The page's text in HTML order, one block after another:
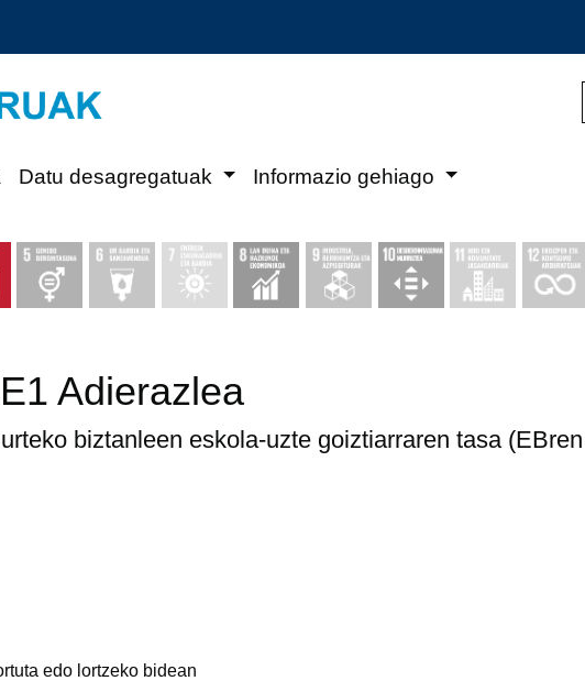
Datu desagregatuak Informazio gehiago
Adierazlea
biztanleen eskola-uzte goiztiarraren tasa
edo lortzeko bidean